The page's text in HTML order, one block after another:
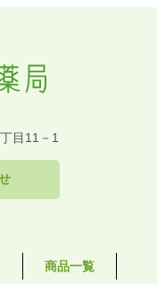
目11－1
商品一覧